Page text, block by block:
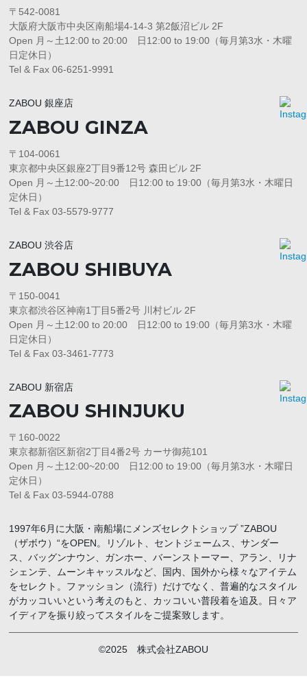
〒542-0081
大阪府大阪市中央区南船場4-14-3 第2飯沼ビル 2F
Open 月～土12:00 to 20:00 日12:00 to 19:00（毎月第3水・木曜
日定休日）
Tel & Fax 06-6251-9991
ZABOU 銀座店
ZABOU GINZA
〒104-0061
東京都中央区銀座2丁目9番12号 森田ビル 2F
Open 月～土12:00~20:00 日12:00 to 19:00（毎月第3水・木曜日
定休日）
Tel & Fax 03-5579-9777
ZABOU 渋谷店
ZABOU SHIBUYA
〒150-0041
東京都渋谷区神南1丁目5番2号 川村ビル 2F
Open 月～土12:00 to 20:00 日12:00 to 19:00（毎月第3水・木曜
日定休日）
Tel & Fax 03-3461-7773
ZABOU 新宿店
ZABOU SHINJUKU
〒160-0022
東京都新宿区新宿2丁目4番2号 カーサ御苑101
Open 月～土12:00~20:00 日12:00 to 19:00（毎月第3水・木曜日
定休日）
Tel & Fax 03-5944-0788
1997年6月に大阪・南船場にメンズセレクトショップ ”ZABOU
（ザボウ）“をOPEN。リゾルト、セントジェームス、サンダー
ス、バッグンナウン、ガンホー、バーンストーマー、アラン、リナ
シェンテ、ムーンキャッスルなど、国内、国外から様々なアイテム
をセレクト。ファッション（流行）だけでなく、普遍的なスタイル
がカッコいいという考えのもと、カッコいい普段着を追及。日々ア
イディアを振り絞ってスタイルをご提案致します。
©2025 株式会社ZABOU